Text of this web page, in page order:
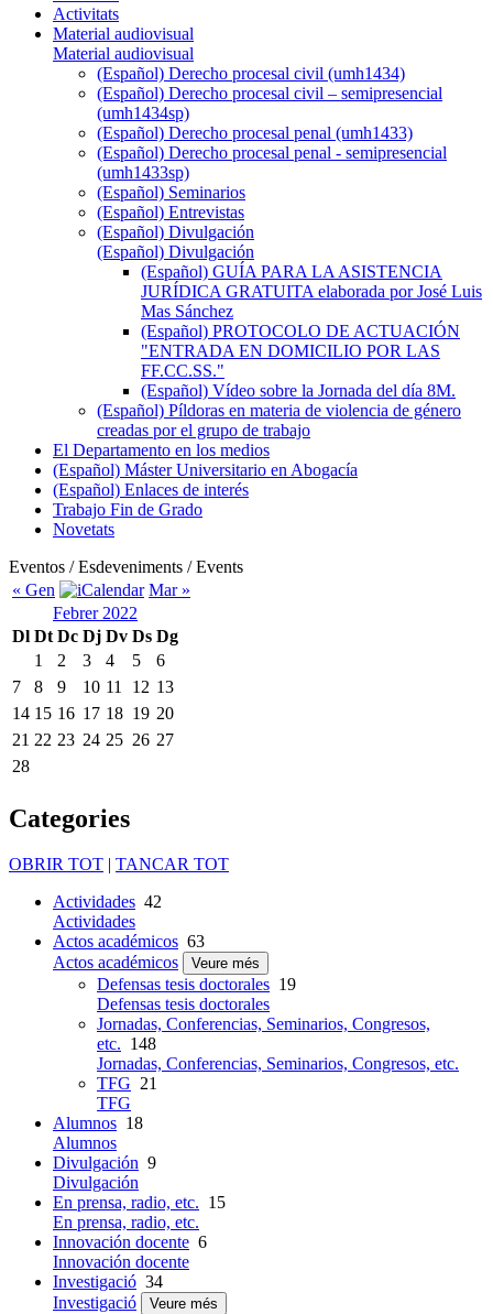
Activitats
Material audiovisual
Material audiovisual
(Español) Derecho procesal civil (umh1434)
(Español) Derecho procesal civil – semipresencial
(umh1434sp)
(Español) Derecho procesal penal (umh1433)
(Español) Derecho procesal penal - semipresencial
(umh1433sp)
(Español) Seminarios
(Español) Entrevistas
(Español) Divulgación
(Español) Divulgación
(Español) GUÍA PARA LA ASISTENCIA
JURÍDICA GRATUITA elaborada por José Luis
Mas Sánchez
(Español) PROTOCOLO DE ACTUACIÓN
"ENTRADA EN DOMICILIO POR LAS
FF.CC.SS."
(Español) Vídeo sobre la Jornada del día 8M.
(Español) Píldoras en materia de violencia de género
creadas por el grupo de trabajo
El Departamento en los medios
(Español) Máster Universitario en Abogacía
(Español) Enlaces de interés
Trabajo Fin de Grado
Novetats
Eventos / Esdeveniments / Events
« Gen
Mar »
Febrer 2022
Dl Dt Dc Dj Dv Ds Dg
1
2 3 4 5
6
7
8 9 10 11 12 13
14 15 16 17 18 19 20
21 22 23 24 25 26 27
28
Categories
OBRIR TOT | TANCAR TOT
Actividades 42
Actividades
Actos académicos 63
Actos académicos
Veure més
Defensas tesis doctorales 19
Defensas tesis doctorales
Jornadas, Conferencias, Seminarios, Congresos,
etc. 148
Jornadas, Conferencias, Seminarios, Congresos, etc.
TFG 21
TFG
Alumnos 18
Alumnos
Divulgación 9
Divulgación
En prensa, radio, etc. 15
En prensa, radio, etc.
Innovación docente 6
Innovación docente
Investigació 34
Investigació
Veure més